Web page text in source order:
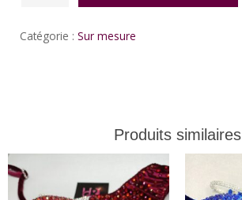
Good
Catégorie : Sur mesure
Produits similaires